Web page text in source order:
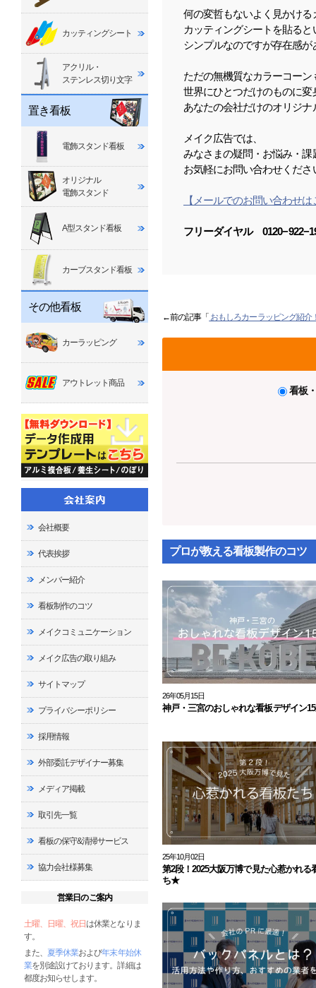
何の変哲もないよく見かける
カッティングシートを貼ると
シンプルなのですが存在感が
ただの無機質なカラーコー
世界にひとつだけのものに変
あなたの会社だけのオリジ
メイク広告では、
みなさまの疑問・お悩み・
お気軽にお問い合わせくださ
【メールでのお問い合わせ
フリーダイヤル
←前の記事「 おもしろカーラッピング紹介
看板
プロが教える看板製作のコツ
26年05月15日
神戸・三宮のおしゃれな看板デザイン
25年10月02日
第2段！2025大阪万博で見た心惹かれる
ち★
カッティングシート
アクリル・
ステンレス切り文字
置き看板
電飾スタンド看板
オリジナル
電飾スタンド
A型スタンド看板
カーブスタンド看板
その他看板
カーラッピング
アウトレット商品
会社概要
代表挨拶
メンバー紹介
看板制作のコツ
メイクコミュニケーション
メイク広告の取り組み
サイトマップ
プライバシーポリシー
採用情報
外部委託デザイナー募集
メディア掲載
取引先一覧
看板の保守&清掃サービス
協力会社様募集
営業日のご案内
土曜、日曜、祝日は休業となりま
す。
また、 夏季休業および年末年始休
業を別途設けております。詳細は
都度お知らせします。